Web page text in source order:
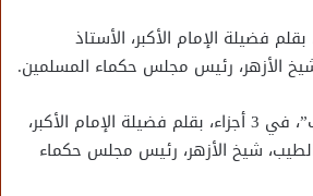
فضيلة الإمام الأكبر، الأستاذ
الأزهر، رئيس مجلس حكماء المسلمين.
27. كتاب “القول الطيب”، في 3 أجزاء، بقلم فضيلة الإمام الأكبر،
الطيب، شيخ الأزهر، رئيس مجلس حكماء